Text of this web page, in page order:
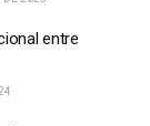
entre